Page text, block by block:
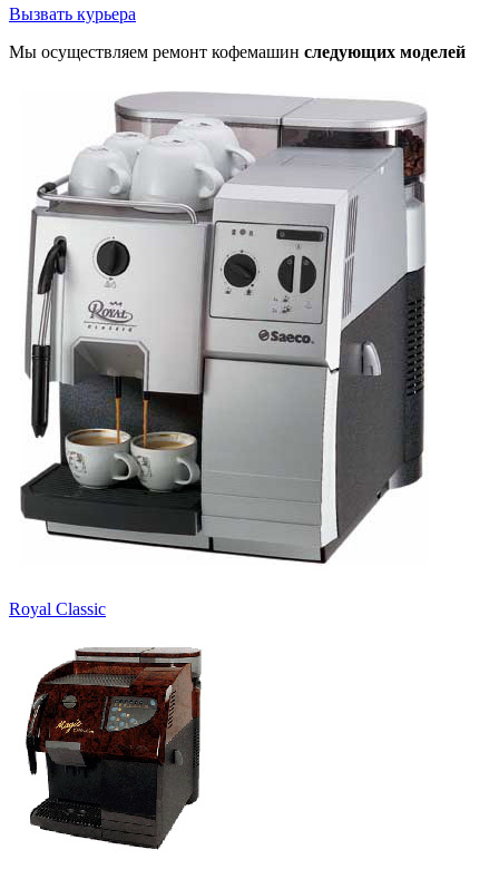
Вызвать курьера
Мы осуществляем ремонт кофемашин следующих моделей
Royal Classic